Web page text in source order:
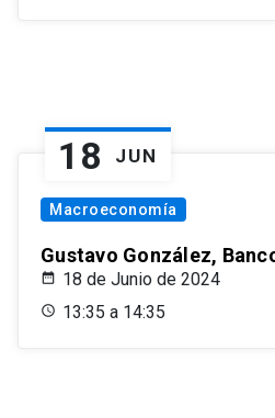
18 JUN
Macroeconomía
Gustavo González,
18 de Junio de 2024
13:35 a 14:35